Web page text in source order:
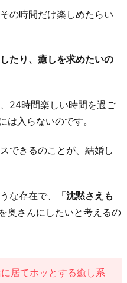
の時間だけ楽しめたらい
たり、癒しを求めたいの
24時間楽しい時間を過ご
入らないのです。
できるのことが、結婚し
な存在で、
「沈黙さえも
奥さんにしたいと考えるの
居てホッとする癒し系